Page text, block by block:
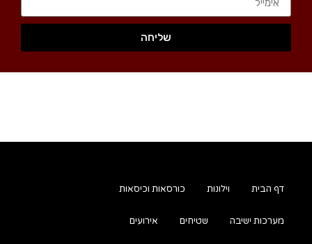
שליחה
דף הבית וילונות כורסאות וכיסאות
מערכות ישיבה שטיחים אירועים